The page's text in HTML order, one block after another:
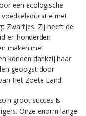
een ecologische
met
Zwartjes. Zij heeft de
en honderden
maken met
konden dankzij haar
geoogst door
Het Zoete Land.
groot succes is
Onze enorm lange